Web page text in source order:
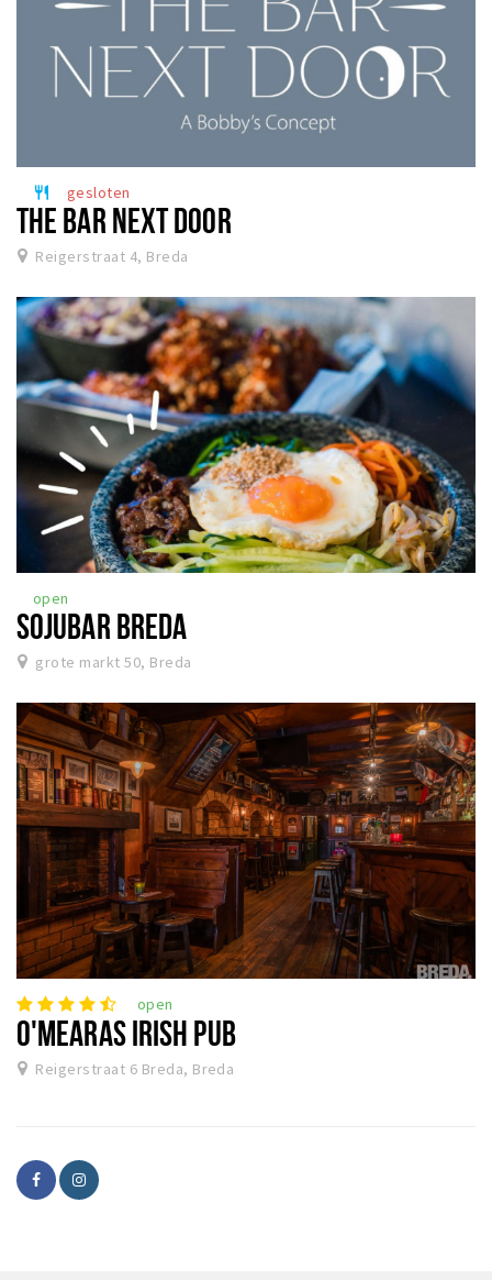
restaurant gesloten
THE BAR NEXT DOOR
Reigerstraat 4, Breda
open
SOJUBAR BREDA
grote markt 50, Breda
open
O'MEARAS IRISH PUB
Reigerstraat 6 Breda, Breda